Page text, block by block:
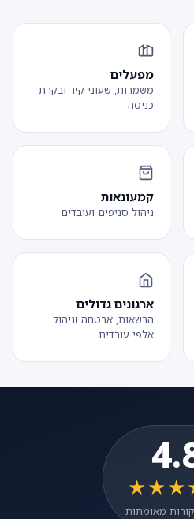
מפעלים
משמרות, שעוני קיר ובקרת
כניסה
קמעונאות
ניהול סניפים ועובדים
ארגונים גדולים
הרשאות, אבטחה וניהול
אלפי עובדים